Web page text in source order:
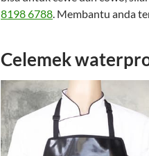
8198 6788. Membantu anda
Celemek